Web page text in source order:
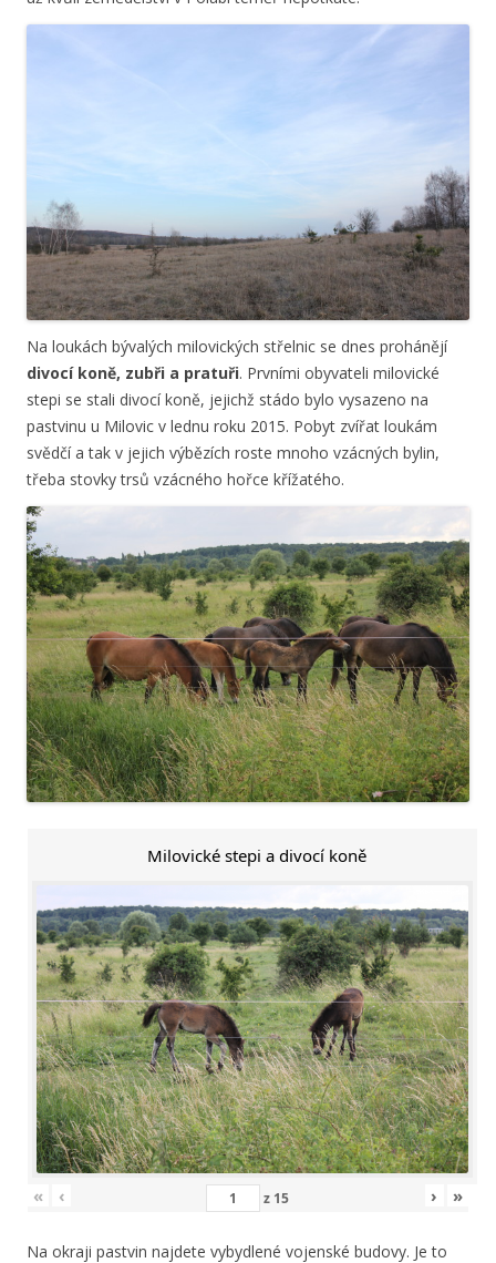
Na loukách bývalých milovických střelnic se dnes prohánějí
divocí koně, zubři a pratuři. Prvními obyvateli milovické
stepi se stali divocí koně, jejichž stádo bylo vysazeno na
pastvinu u Milovic v lednu roku 2015. Pobyt zvířat loukám
svědčí a tak v jejich výbězích roste mnoho vzácných bylin,
třeba stovky trsů vzácného hořce křížatého.
Milovické stepi a divocí koně
« ‹ z 15 › »
Na okraji pastvin najdete vybydlené vojenské budovy. Je to